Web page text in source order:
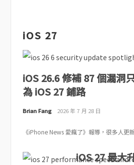
iOS 27
iOS 26.6 修補 87 個漏洞
為 iOS 27 鋪路
Brian Fang 2026 年 7 月 28 日
《iPhone News 愛瘋了》報導，很多人更
iOS 27 最大